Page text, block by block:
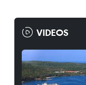
VIDEOS